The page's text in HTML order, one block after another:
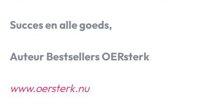
Succes en alle goeds,
Auteur Bestsellers OERsterk
www.oersterk.nu